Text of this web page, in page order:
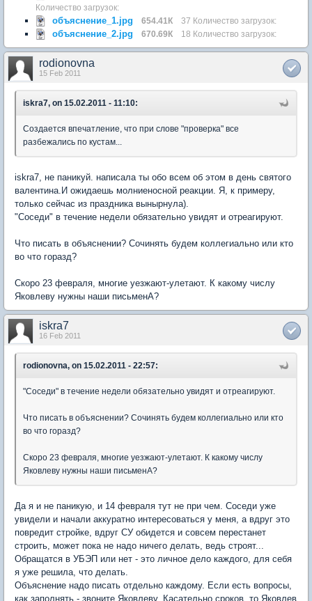
Количество загрузок:
объяснение_1.jpg 654.41К 37 Количество загрузок:
объяснение_2.jpg 670.69К 18 Количество загрузок:
rodionovna
15 Feb 2011
iskra7, on 15.02.2011 - 11:10:
Создается впечатление, что при слове "проверка" все
разбежались по кустам...
iskra7, не паникуй. написала ты обо всем об этом в день святого
валентина.И ожидаешь молниеносной реакции. Я, к примеру,
только сейчас из праздника вынырнула).
"Соседи" в течение недели обязательно увидят и отреагируют.
Что писать в объяснении? Сочинять будем коллегиально или кто
во что горазд?
Скоро 23 февраля, многие уезжают-улетают. К какому числу
Яковлеву нужны наши письменА?
iskra7
16 Feb 2011
rodionovna, on 15.02.2011 - 22:57:
"Соседи" в течение недели обязательно увидят и отреагируют.
Что писать в объяснении? Сочинять будем коллегиально или кто
во что горазд?
Скоро 23 февраля, многие уезжают-улетают. К какому числу
Яковлеву нужны наши письменА?
Да я и не паникую, и 14 февраля тут не при чем. Соседи уже
увидели и начали аккуратно интересоваться у меня, а вдруг это
повредит стройке, вдруг СУ обидется и совсем перестанет
строить, может пока не надо ничего делать, ведь строят...
Обращатся в УБЭП или нет - это личное дело каждого, для себя
я уже решила, что делать.
Объяснение надо писать отдельно каждому. Если есть вопросы,
как заполнять - звоните Яковлеву. Касательно сроков, то Яковлев